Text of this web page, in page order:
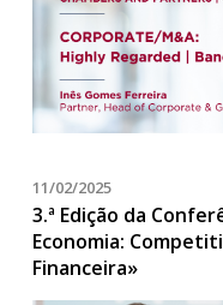
11/02/2025
3.ª Edição da
Economia:
Financeira»